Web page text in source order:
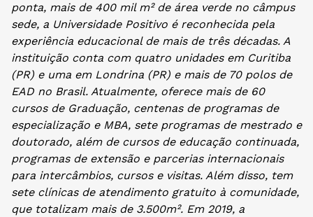
ponta, mais de 400 mil m² de área verde no câmpus
sede, a Universidade Positivo é reconhecida pela
experiência educacional de mais de três décadas. A
instituição conta com quatro unidades em Curitiba
(PR) e uma em Londrina (PR) e mais de 70 polos de
EAD no Brasil. Atualmente, oferece mais de 60
cursos de Graduação, centenas de programas de
especialização e MBA, sete programas de mestrado e
doutorado, além de cursos de educação continuada,
programas de extensão e parcerias internacionais
para intercâmbios, cursos e visitas. Além disso, tem
sete clínicas de atendimento gratuito à comunidade,
que totalizam mais de 3.500m². Em 2019, a